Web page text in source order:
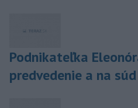
Podnikateľka
predvedenie a na